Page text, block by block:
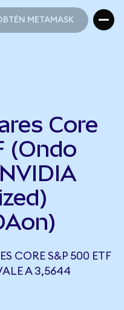
METAMASK
Core
(Ondo
CORE S&P 500 ETF
A 3,5644